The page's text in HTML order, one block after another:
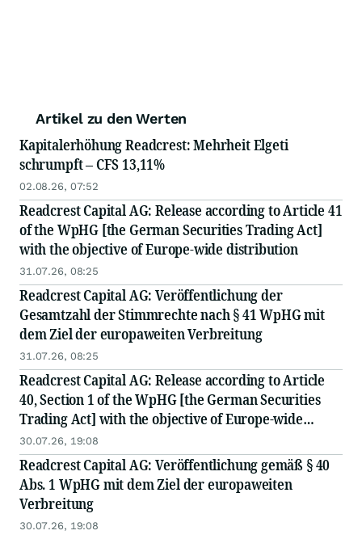
Artikel zu den Werten
Kapitalerhöhung Readcrest: Mehrheit Elgeti
schrumpft – CFS 13,11%
02.08.26, 07:52
Readcrest Capital AG: Release according to Article 41
of the WpHG [the German Securities Trading Act]
with the objective of Europe-wide distribution
31.07.26, 08:25
Readcrest Capital AG: Veröffentlichung der
Gesamtzahl der Stimmrechte nach § 41 WpHG mit
dem Ziel der europaweiten Verbreitung
31.07.26, 08:25
Readcrest Capital AG: Release according to Article
40, Section 1 of the WpHG [the German Securities
Trading Act] with the objective of Europe-wide
distribution
30.07.26, 19:08
Readcrest Capital AG: Veröffentlichung gemäß § 40
Abs. 1 WpHG mit dem Ziel der europaweiten
Verbreitung
30.07.26, 19:08